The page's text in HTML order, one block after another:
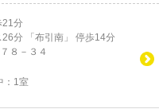
21分
26分 「布引南」 停歩14分
８－３４
1室